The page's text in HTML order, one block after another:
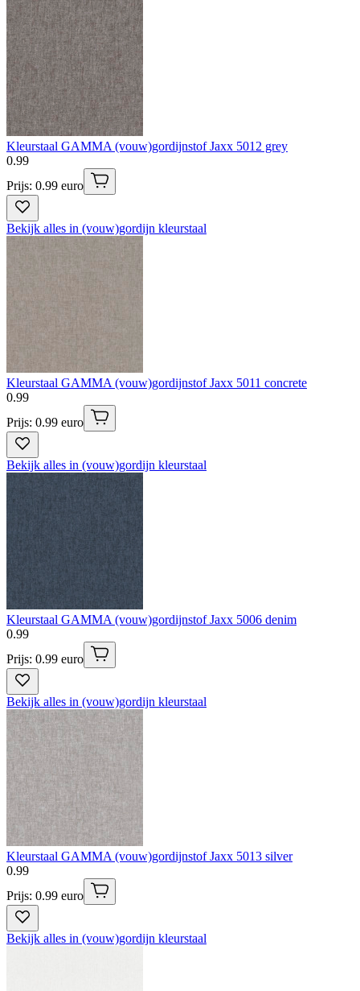
Kleurstaal GAMMA (vouw)gordijnstof Jaxx 5012 grey
0.99
Prijs: 0.99 euro
Bekijk alles in (vouw)gordijn kleurstaal
Kleurstaal GAMMA (vouw)gordijnstof Jaxx 5011 concrete
0.99
Prijs: 0.99 euro
Bekijk alles in (vouw)gordijn kleurstaal
Kleurstaal GAMMA (vouw)gordijnstof Jaxx 5006 denim
0.99
Prijs: 0.99 euro
Bekijk alles in (vouw)gordijn kleurstaal
Kleurstaal GAMMA (vouw)gordijnstof Jaxx 5013 silver
0.99
Prijs: 0.99 euro
Bekijk alles in (vouw)gordijn kleurstaal